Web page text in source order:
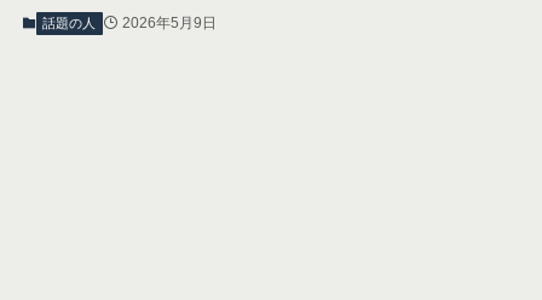
話題の人 2026年5月9日